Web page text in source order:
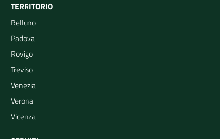
TERRITORIO
Belluno
Padova
Rovigo
Treviso
Venezia
Verona
Vicenza